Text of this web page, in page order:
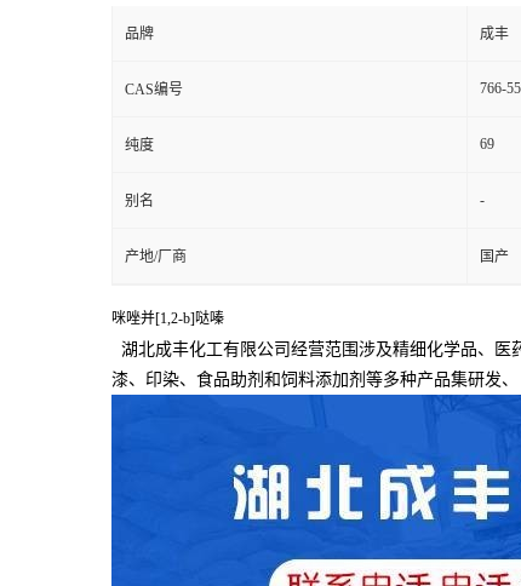
品牌 成丰
CAS编号 766-
纯度 69
别名 -
产地/厂商 国产
咪唑并[1,2-b]哒嗪
湖北成丰化工有限公司经营范围涉及精细化学品、
漆、印染、食品助剂和饲料添加剂等多种产品集研发、